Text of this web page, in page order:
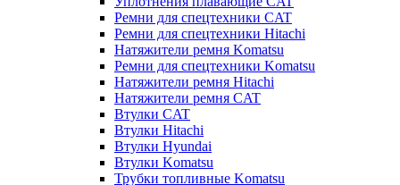
Ремни для спецтехники CAT
Ремни для спецтехники Hitachi
Натяжители ремня Komatsu
Ремни для спецтехники Komatsu
Натяжители ремня Hitachi
Натяжители ремня CAT
Втулки CAT
Втулки Hitachi
Втулки Hyundai
Втулки Komatsu
Трубки топливные Komatsu